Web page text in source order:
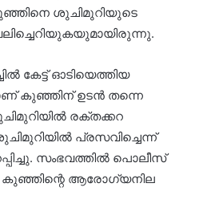
ശുചിമുറിയുടെ
കേട്ട് ഓടിയെത്തിയ
കുഞ്ഞിന് ഉടന്‍ തന്നെ
രക്തക്കറ
പ്രസവിച്ചെന്ന്
സംഭവത്തില്‍ പൊലീസ്
കുഞ്ഞിന്റെ ആരോഗ്യനില